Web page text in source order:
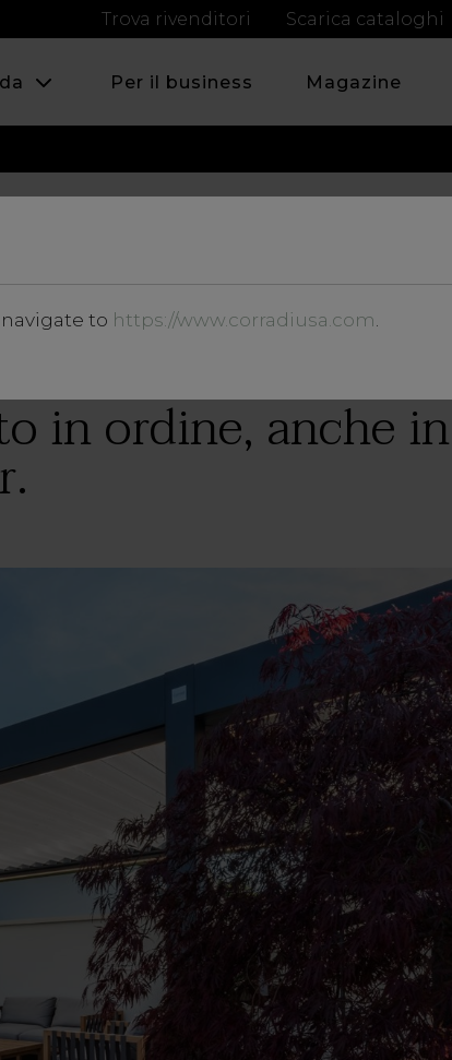
to https://www.corradiusa.com.
Trova rivenditori Scarica cataloghi
Per il business Magazine
in ordine, anche in